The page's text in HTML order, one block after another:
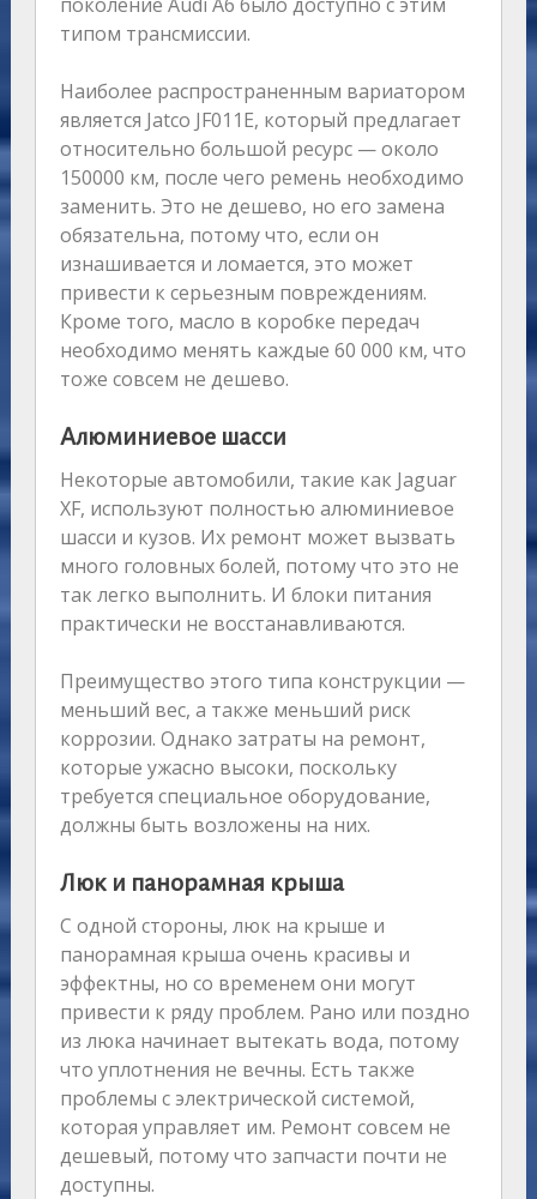
типом трансмиссии.
Наиболее распространенным вариатором
является Jatco JF011E, который предлагает
относительно большой ресурс — около
150000 км, после чего ремень необходимо
заменить. Это не дешево, но его замена
обязательна, потому что, если он
изнашивается и ломается, это может
привести к серьезным повреждениям.
Кроме того, масло в коробке передач
необходимо менять каждые 60 000 км, что
тоже совсем не дешево.
Алюминиевое шасси
Некоторые автомобили, такие как Jaguar
XF, используют полностью алюминиевое
шасси и кузов. Их ремонт может вызвать
много головных болей, потому что это не
так легко выполнить. И блоки питания
практически не восстанавливаются.
Преимущество этого типа конструкции —
меньший вес, а также меньший риск
коррозии. Однако затраты на ремонт,
которые ужасно высоки, поскольку
требуется специальное оборудование,
должны быть возложены на них.
Люк и панорамная крыша
С одной стороны, люк на крыше и
панорамная крыша очень красивы и
эффектны, но со временем они могут
привести к ряду проблем. Рано или поздно
из люка начинает вытекать вода, потому
что уплотнения не вечны. Есть также
проблемы с электрической системой,
которая управляет им. Ремонт совсем не
дешевый, потому что запчасти почти не
доступны.